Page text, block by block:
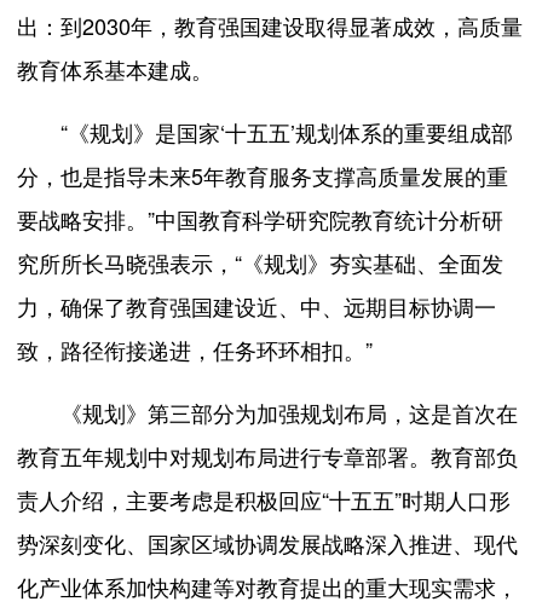
出：到2030年，教育强国建设取得显著成效，高质量
教育体系基本建成。
“《规划》是国家‘十五五’规划体系的重要组成部
分，也是指导未来5年教育服务支撑高质量发展的重
要战略安排。”中国教育科学研究院教育统计分析研
究所所长马晓强表示，“《规划》夯实基础、全面发
力，确保了教育强国建设近、中、远期目标协调一
致，路径衔接递进，任务环环相扣。”
《规划》第三部分为加强规划布局，这是首次在
教育五年规划中对规划布局进行专章部署。教育部负
责人介绍，主要考虑是积极回应“十五五”时期人口形
势深刻变化、国家区域协调发展战略深入推进、现代
化产业体系加快构建等对教育提出的重大现实需求，